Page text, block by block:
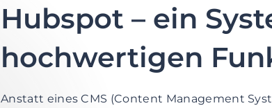
Hubspot – ein
hochwertigen
Anstatt eines CMS (Content Management